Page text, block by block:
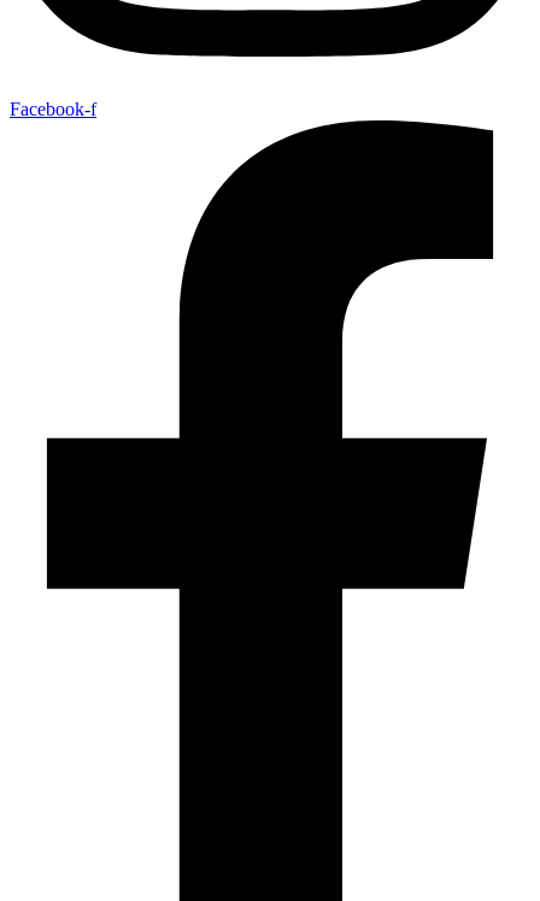
Facebook-f